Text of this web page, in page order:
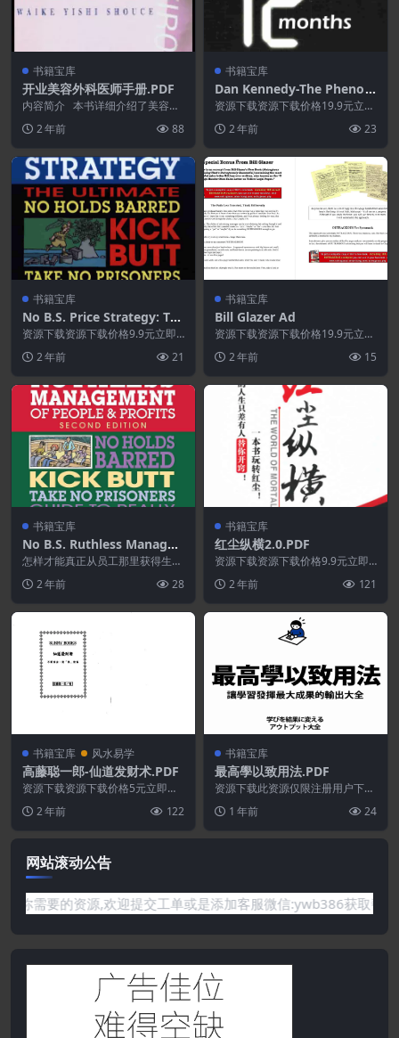
书籍宝库
开业美容外科医师手册.PDF
内容简介 本书详细介绍了美容外
和精神心理方面的...
2 年前 88
书籍宝库
Dan Kennedy-The Pheno
menon
资源下载资源下载价格19.9元立即
2 年前 23
书籍宝库
No B.S. Price Strategy: Th
e Ultimate No Holds Barre
d, Kick Butt, Take No Pris
oners Guide to Profits.Po
资源下载资源下载价格9.9元立即
2 年前 21
书籍宝库
Bill Glazer Ad
资源下载资源下载价格19.9元立即
2 年前 15
书籍宝库
No B.S. Ruthless Manage
ment of People and Profit
s: No Holds Barred, Kick B
utt, Take-No-Prisoners Gu
ide to Really Getting Rich
怎样才能真正从员工那里获得生产
利润? 在向杰夫·贝...
2 年前 28
书籍宝库
红尘纵横2.0.PDF
资源下载资源下载价格9.9元立即
2 年前 121
书籍宝库 风水易学
高藤聪一郎-仙道发财术.PDF
资源下载资源下载价格5元立即购
2 年前 122
书籍宝库
最高學以致用法.PDF
资源下载此资源仅限注册用户下
保证所有资源永久更新资...
1 年前 24
网站滚动公告
要的资源,欢迎提交工单或是添加客服微信:ywb386获取帮助！